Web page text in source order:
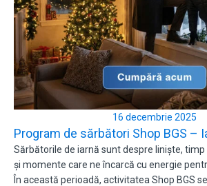
16 decembrie 2025
Program de sărbători Shop BGS –
Sărbătorile de iarnă sunt despre liniște,
și momente care ne încarcă cu energie
În această perioadă, activitatea Shop BGS